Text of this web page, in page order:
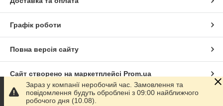
Графік роботи
Повна версія сайту
Сайт створено на маркетплейсі Prom.ua
Політика конфіденційності
Зараз у компанії неробочий час. Замовлення та
повідомлення будуть оброблені з 09:00 найближчого
робочого дня (10.08).